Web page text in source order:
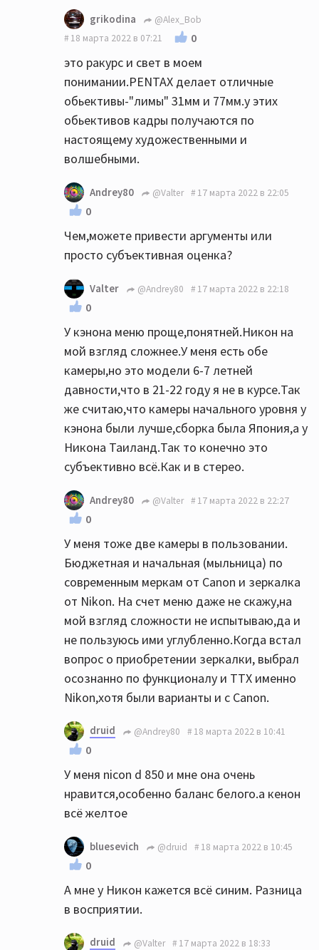
grikodina
@Alex_Bob
18 марта 2022 в 07:21
0
это ракурс и свет в моем
понимании.PENTAX делает отличные
обьективы-"лимы" 31мм и 77мм.у этих
обьективов кадры получаются по
настоящему художественными и
волшебными.
Andrey80 @Valter 17 марта 2022 в 22:05
0
Чем,можете привести аргументы или
просто субъективная оценка?
Valter @Andrey80 17 марта 2022 в 22:18
0
У кэнона меню проще,понятней.Никон на
мой взгляд сложнее.У меня есть обе
камеры,но это модели 6-7 летней
давности,что в 21-22 году я не в курсе.Так
же считаю,что камеры начального уровня у
кэнона были лучше,сборка была Япония,а у
Никона Таиланд.Так то конечно это
субъективно всё.Как и в стерео.
Andrey80 @Valter 17 марта 2022 в 22:27
0
У меня тоже две камеры в пользовании.
Бюджетная и начальная (мыльница) по
современным меркам от Canon и зеркалка
от Nikon. На счет меню даже не скажу,на
мой взгляд сложности не испытываю,да и
не пользуюсь ими углубленно.Когда встал
вопрос о приобретении зеркалки, выбрал
осознанно по функционалу и ТТХ именно
Nikon,хотя были варианты и с Canon.
druid @Andrey80 18 марта 2022 в 10:41
0
У меня nicon d 850 и мне она очень
нравится,особенно баланс белого.а кенон
всё желтое
bluesevich @druid 18 марта 2022 в 10:45
0
А мне у Никон кажется всё синим. Разница
в восприятии.
druid @Valter 17 марта 2022 в 18:33